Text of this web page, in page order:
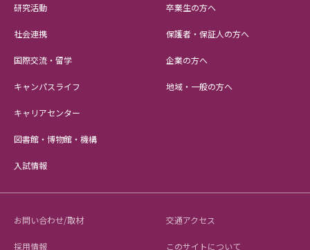
研究活動
社会連携
国際交流・留学
キャンパスライフ
キャリアセンター
図書館・博物館・機構
入試情報
卒業生の方へ
保護者・保証人の方へ
企業の方へ
地域・一般の方へ
お問い合わせ/取材 交通アクセス
採用情報 このサイトについて